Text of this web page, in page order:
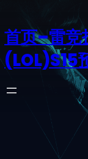
首页–雷竞
(LOL)S15